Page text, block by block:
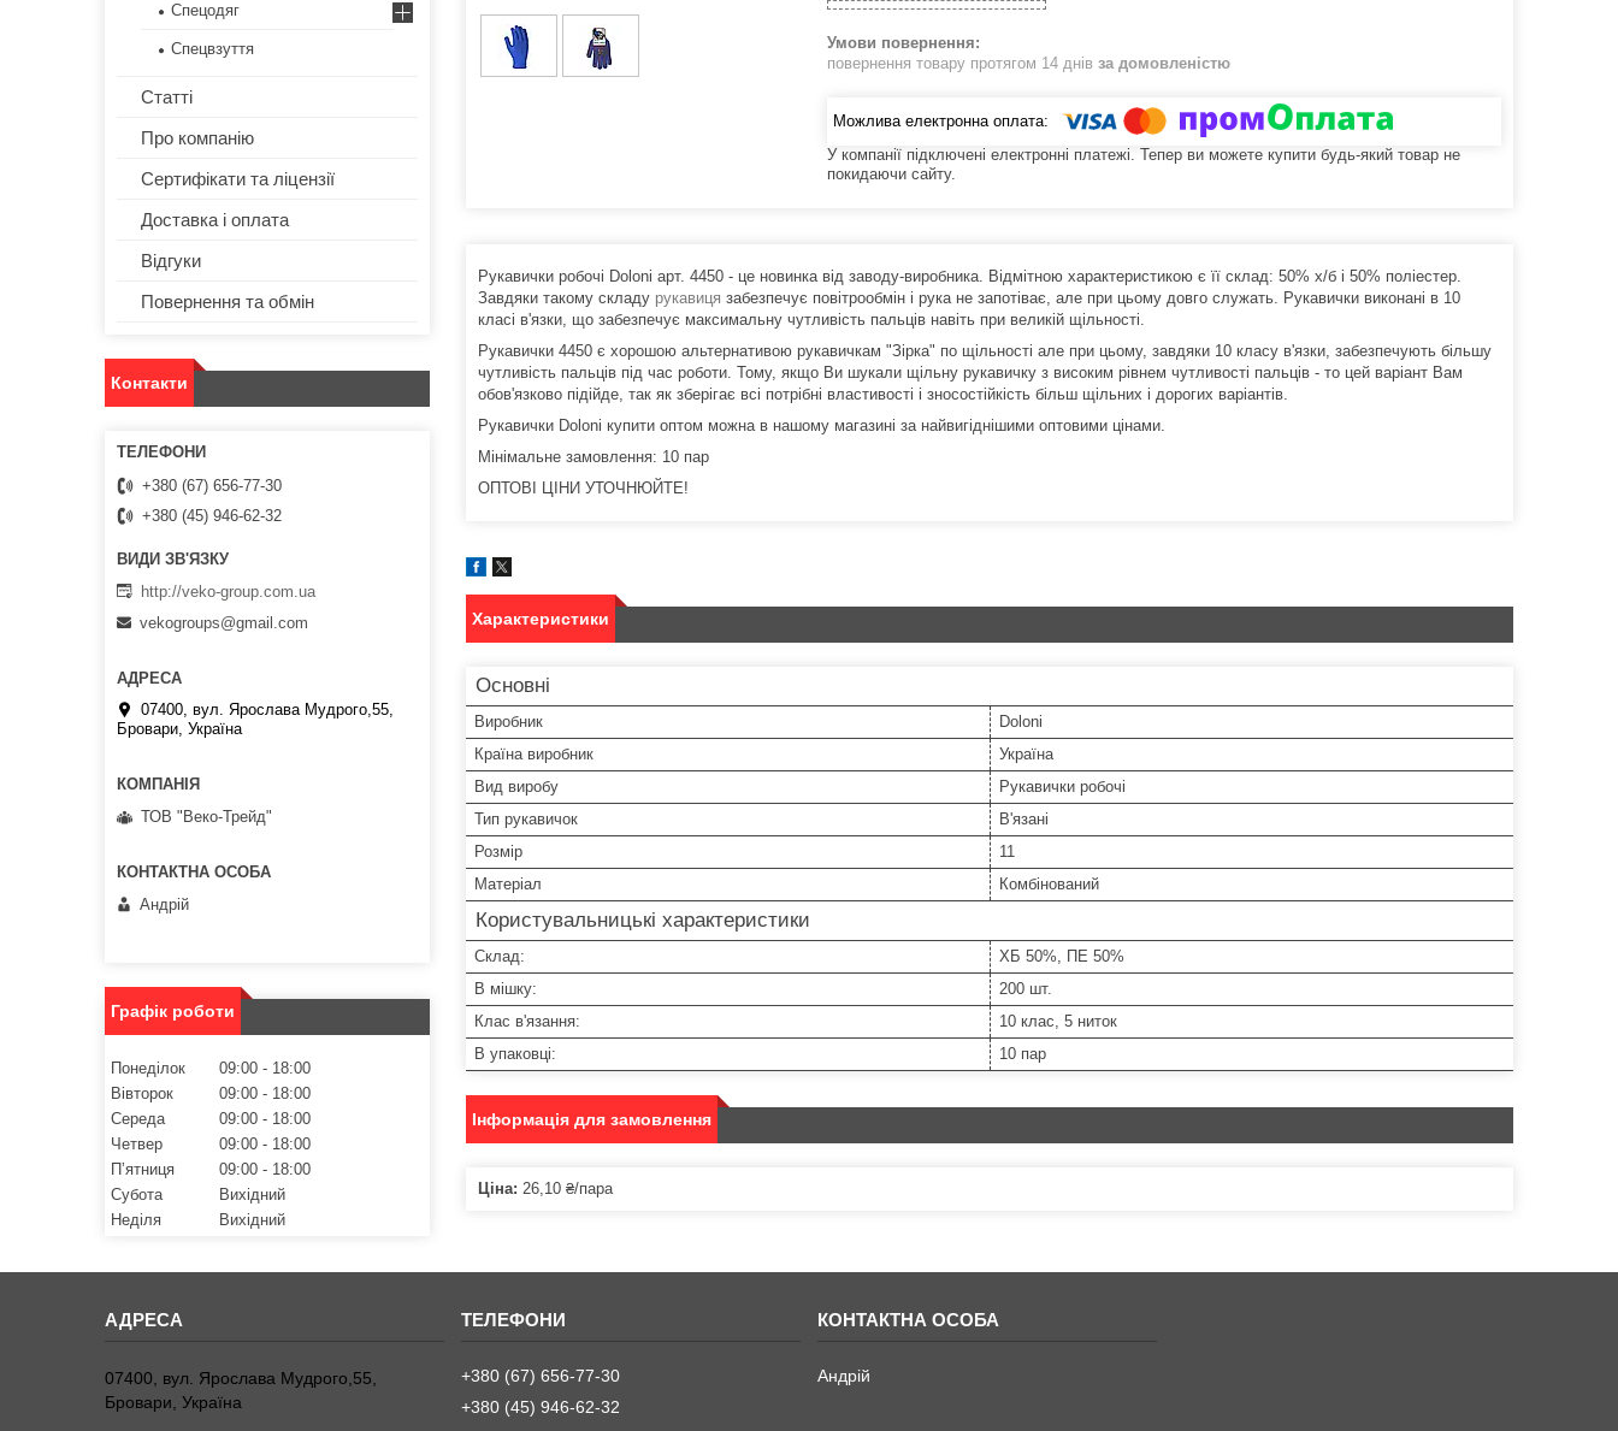
повернення товару протягом 14 днів за домовленістю
У компанії підключені електронні платежі. Тепер ви можете купити будь-який товар не
покидаючи сайту.
Рукавички робочі Doloni арт. 4450 - це новинка від заводу-виробника. Відмітною характеристикою є її склад: 50% х/б і 50% поліестер.
Завдяки такому складу рукавиця забезпечує повітрообмін і рука не запотіває, але при цьому довго служать. Рукавички виконані в 10
класі в'язки, що забезпечує максимальну чутливість пальців навіть при великій щільності.
Рукавички 4450 є хорошою альтернативою рукавичкам "Зірка" по щільності але при цьому, завдяки 10 класу в'язки, забезпечують більшу
чутливість пальців під час роботи. Тому, якщо Ви шукали щільну рукавичку з високим рівнем чутливості пальців - то цей варіант Вам
обов'язково підійде, так як зберігає всі потрібні властивості і зносостійкість більш щільних і дорогих варіантів.
Рукавички Doloni купити оптом можна в нашому магазині за найвигіднішими оптовими цінами.
Мінімальне замовлення: 10 пар
ОПТОВІ ЦІНИ УТОЧНЮЙТЕ!
Характеристики
Основні
Виробник
Doloni
Країна виробник
Україна
Вид виробу
Рукавички робочі
Тип рукавичок
В'язані
Розмір
11
Матеріал
Комбінований
Користувальницькі характеристики
Склад:
ХБ 50%, ПЕ 50%
В мішку:
200 шт.
Клас в'язання:
10 клас, 5 ниток
В упаковці:
10 пар
Інформація для замовлення
Ціна: 26,10 ₴/пара
Спецодяг
Спецвзуття
Статті
Про компанію
Сертифікати та ліцензії
Доставка і оплата
Відгуки
Повернення та обмін
Контакти
+380 (67) 656-77-30
+380 (45) 946-62-32
http://veko-group.com.ua
vekogroups@gmail.com
07400, вул. Ярослава Мудрого,55,
Бровари, Україна
ТОВ "Веко-Трейд"
Андрій
Графік роботи
Понеділок 09:00
18:00
Вівторок
09:00
18:00
Середа
09:00
18:00
Четвер
09:00
18:00
Пʼятниця
09:00
18:00
Субота
Вихідний
Неділя
Вихідний
07400, вул. Ярослава Мудрого,55,
Бровари, Україна
+380 (67) 656-77-30
+380 (45) 946-62-32
Андрій